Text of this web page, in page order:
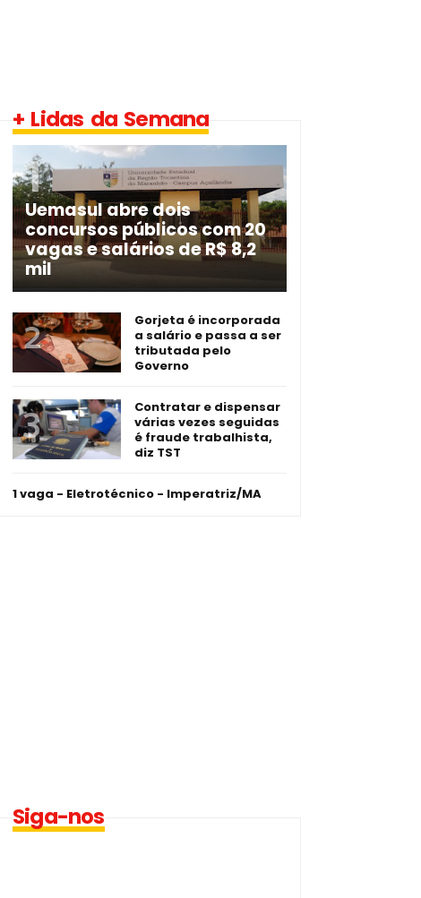
+ Lidas da Semana
Uemasul abre dois
concursos públicos com 20
vagas e salários de R$ 8,2
mil
Gorjeta é incorporada
a salário e passa a ser
tributada pelo
Governo
Contratar e dispensar
várias vezes seguidas
é fraude trabalhista,
diz TST
1 vaga - Eletrotécnico -­ Imperatriz/MA
Siga-nos